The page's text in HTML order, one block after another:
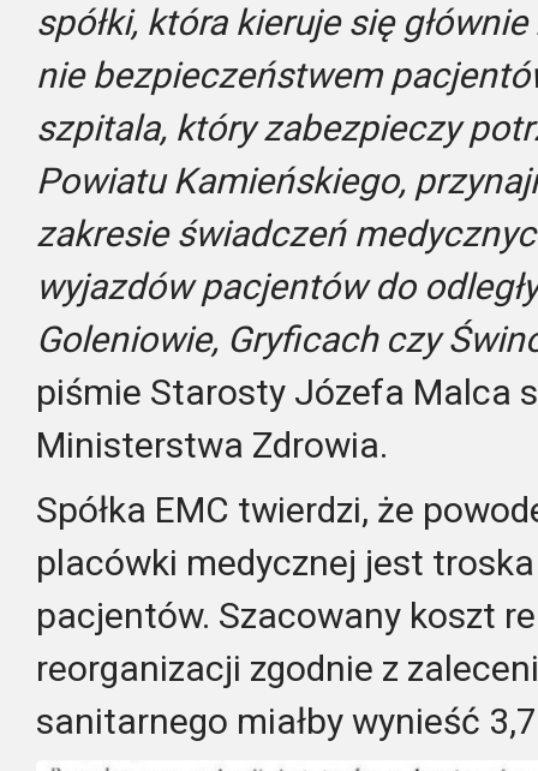
spółki, która kieruje się
nie bezpieczeństwem
szpitala, który zabezpieczy
Powiatu Kamieńskiego,
zakresie świadczeń
wyjazdów pacjentów do
Goleniowie, Gryficach czy
piśmie Starosty Józefa Malca
Ministerstwa Zdrowia.
Spółka EMC twierdzi, że
placówki medycznej jest
pacjentów. Szacowany koszt
reorganizacji zgodnie z
sanitarnego miałby wynieść